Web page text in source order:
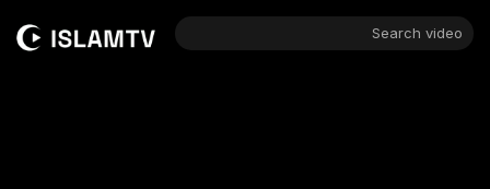
Search video